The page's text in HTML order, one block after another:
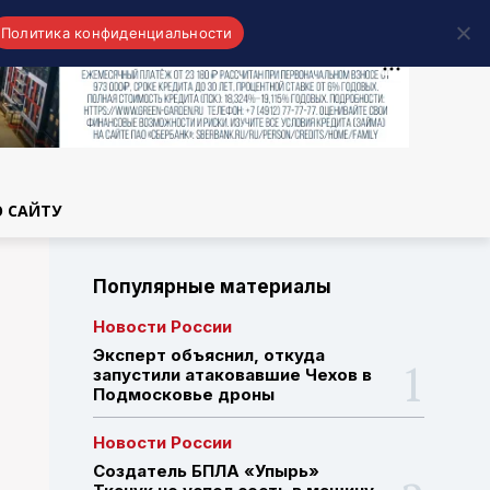
САЙТУ
Популярные материалы
Новости России
Эксперт объяснил, откуда
запустили атаковавшие Чехов в
Подмосковье дроны
Новости России
Создатель БПЛА «Упырь»
Политика конфиденциальности